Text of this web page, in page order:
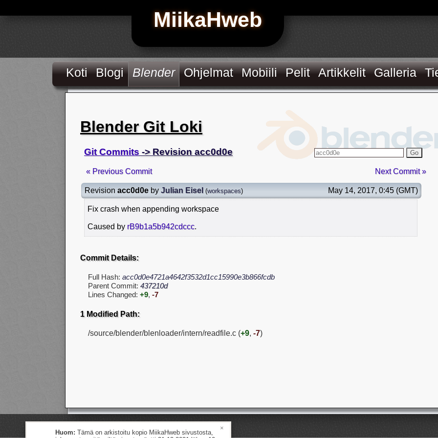
MiikaHweb
Koti Blogi Blender Ohjelmat Mobiili Pelit Artikkelit Galleria
Blender Git Loki
Git Commits -> Revision acc0d0e Go
« Previous Commit Next Commit »
Revision acc0d0e by Julian Eisel (workspaces) May 14, 2017, 0:45 (GMT)
Fix crash when appending workspace
Caused by rB9b1a5b942cdccc.
Commit Details:
Full Hash: acc0d0e4721a4642f3532d1cc15990e3b866fcdb
Parent Commit: 437210d
Lines Changed: +9, -7
1 Modified Path:
/source/blender/blenloader/intern/readfile.c (+9, -7)
Huom: Tämä on arkistoitu kopio MiikaHweb sivustosta,
×